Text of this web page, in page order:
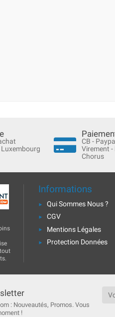
Luxembourg
CB -
Virement
Chorus
Informations
Qui Sommes Nous ?
CGV
Mentions Légales
Protection Données
: Nouveautés, Promos. Vous
!